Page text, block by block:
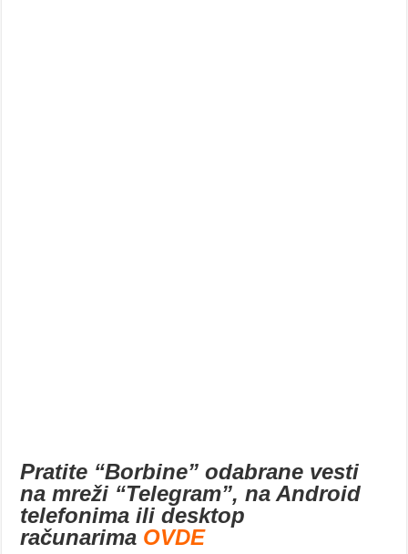
Pratite “Borbine” odabrane vesti
na mreži “Telegram”, na Android
telefonima ili desktop
računarima OVDE